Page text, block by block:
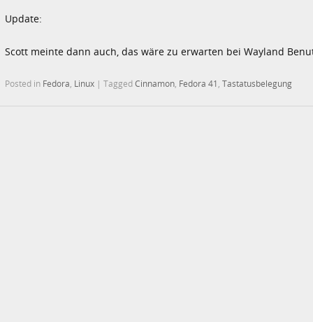
Update:
Scott meinte dann auch, das wäre zu erwarten bei Wayland
Posted in Fedora Linux | TaggedCinnamon Fedora 41 Tastatusbelegung